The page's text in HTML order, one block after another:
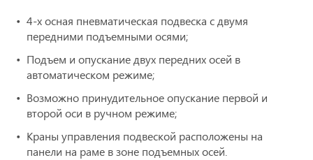
4-х осная пневматическая подвеска с двумя
передними подъемными осями;
Подъем и опускание двух передних осей в
автоматическом режиме;
Возможно принудительное опускание первой и
второй оси в ручном режиме;
Краны управления подвеской расположены на
панели на раме в зоне подъемных осей.